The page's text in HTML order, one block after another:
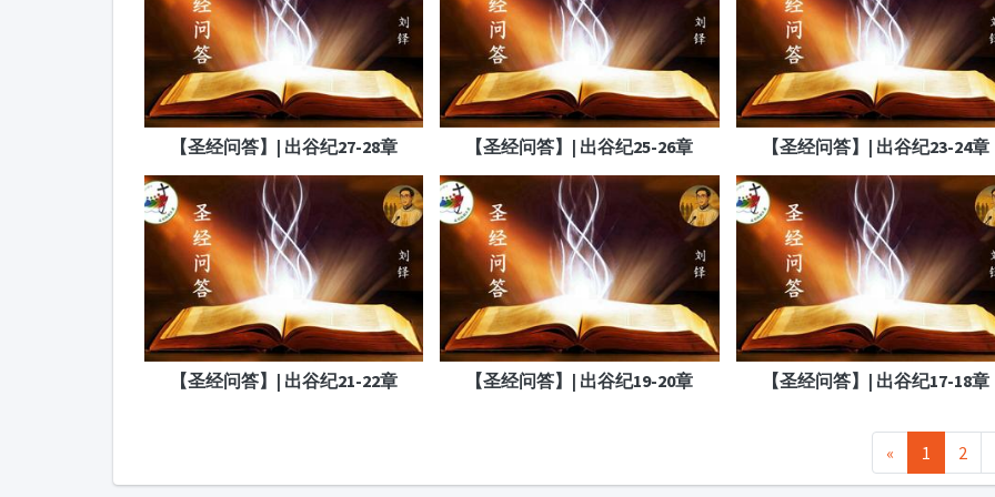
【圣经问答】| 出谷纪27-28章 【圣经问答】| 出谷纪25-26章 【圣经问答】| 出谷纪23-24章
【圣经问答】| 出谷纪21-22章 【圣经问答】| 出谷纪19-20章 【圣经问答】| 出谷纪17-18章
« 1 2